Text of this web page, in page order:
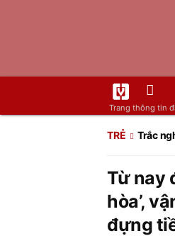
Trang thông tin
TRẺ Trắc
Từ nay
hòa’,
đựng